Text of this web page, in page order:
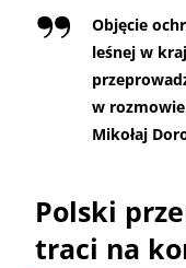
Objęcie
leśnej w
w
Mikołaj
Polski
traci na